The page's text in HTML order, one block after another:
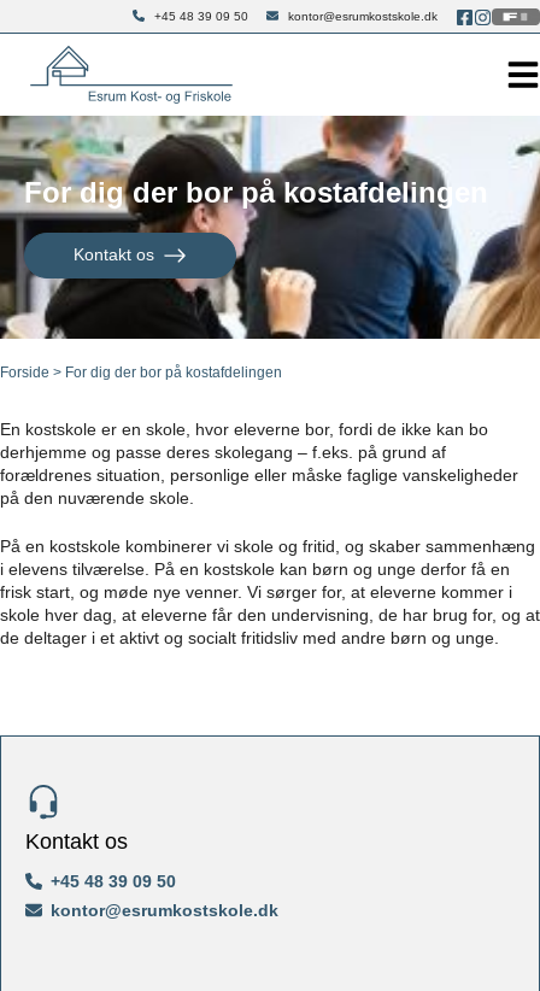
til
indholdet
+45 48 39 09 50 kontor@esrumkostskole.dk
For dig der bor på kostafdelingen
Kontakt os
Forside > For dig der bor på kostafdelingen
En kostskole er en skole, hvor eleverne bor, fordi de ikke kan bo
derhjemme og passe deres skolegang – f.eks. på grund af
forældrenes situation, personlige eller måske faglige vanskeligheder
på den nuværende skole.
På en kostskole kombinerer vi skole og fritid, og skaber sammenhæng
i elevens tilværelse. På en kostskole kan børn og unge derfor få en
frisk start, og møde nye venner. Vi sørger for, at eleverne kommer i
skole hver dag, at eleverne får den undervisning, de har brug for, og at
de deltager i et aktivt og socialt fritidsliv med andre børn og unge.
Kontakt os
+45 48 39 09 50
kontor@esrumkostskole.dk